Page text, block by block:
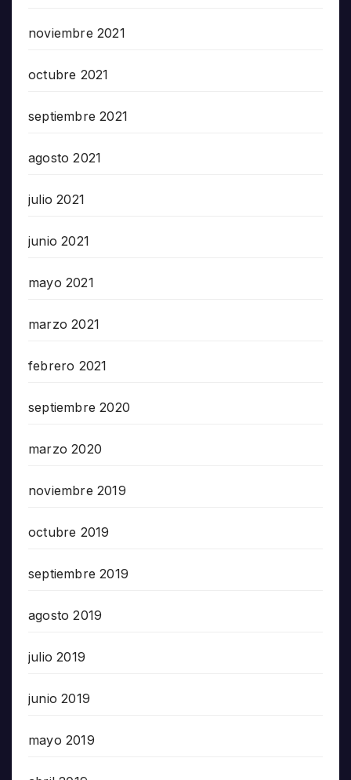
noviembre 2021
octubre 2021
septiembre 2021
agosto 2021
julio 2021
junio 2021
mayo 2021
marzo 2021
febrero 2021
septiembre 2020
marzo 2020
noviembre 2019
octubre 2019
septiembre 2019
agosto 2019
julio 2019
junio 2019
mayo 2019